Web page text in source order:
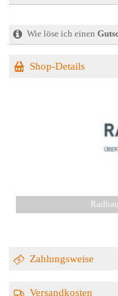
Wie löse ich einen
Shop-Details
Zahlungsweise
Versandkosten